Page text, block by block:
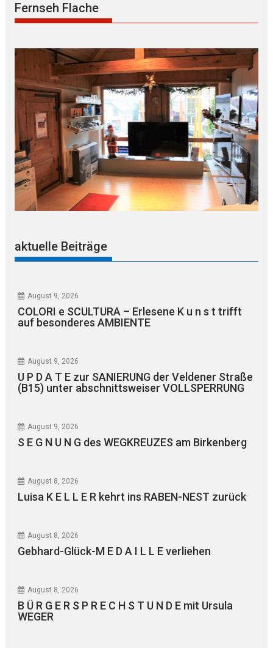
Fernseh Flache
aktuelle Beiträge
August 9, 2026
COLORI e SCULTURA – Erlesene K u n s t trifft
auf besonderes AMBIENTE
August 9, 2026
U P D A T E zur SANIERUNG der Veldener Straße
(B15) unter abschnittsweiser VOLLSPERRUNG
August 9, 2026
S E G N U N G des WEGKREUZES am Birkenberg
August 8, 2026
Luisa K E L L E R kehrt ins RABEN-NEST zurück
August 8, 2026
Gebhard-Glück-M E D A I L L E verliehen
August 8, 2026
B Ü R G E R S P R E C H S T U N D E mit Ursula
WEGER